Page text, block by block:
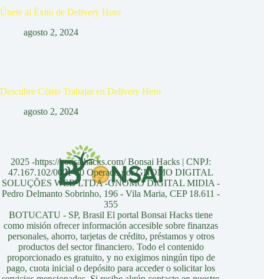
Únete al Éxito de Delivery Hero
agosto 2, 2024
Descubre Cómo Trabajar en Delivery Hero
agosto 2, 2024
2025 -https://bonsaihacks.com/ Bonsai Hacks | CNPJ:
47.167.102/0001-60 Operado por GNOMO DIGITAL
SOLUÇÕES WEB LTDA -GNOMO DIGITAL MIDIA -
Pedro Delmanto Sobrinho, 196 - Vila Maria, CEP 18.611 -
355
BOTUCATU - SP, Brasil El portal Bonsai Hacks tiene
como misión ofrecer información accesible sobre finanzas
personales, ahorro, tarjetas de crédito, préstamos y otros
productos del sector financiero. Todo el contenido
proporcionado es gratuito, y no exigimos ningún tipo de
pago, cuota inicial o depósito para acceder o solicitar los